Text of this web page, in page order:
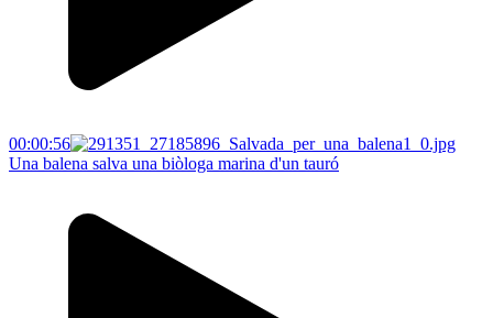
00:00:56
Una balena salva una biòloga marina d'un tauró